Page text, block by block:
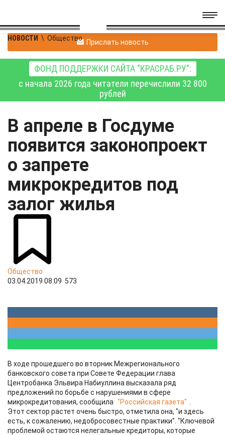
НОВОСТИ \ Общество Прислать новость
ФОНД ПОДДЕРЖКИ САЙТА "КРАСРАБ.РУ":
с начала 2026 года читатели перечислили 32 800
рублей
В апреле в Госдуме
появится законопроект
о запрете
микрокредитов под
залог жилья
Общество
03.04.2019 08:09 573
В ходе прошедшего во вторник Межрегионального
банковского совета при Совете Федерации глава
Центробанка Эльвира Набиуллина высказала ряд
предложений по борьбе с нарушениями в сфере
микрокредитования, сообщила "Российская газета"
Этот сектор растет очень быстро, отметила она, "и здесь
есть, к сожалению, недобросовестные практики". "Ключевой
проблемой остаются нелегальные кредиторы, которые